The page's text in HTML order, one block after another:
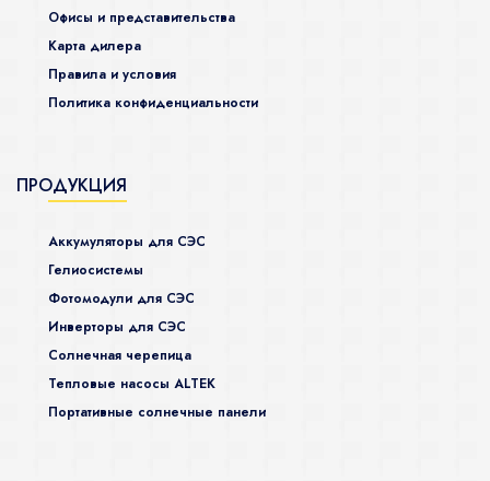
Офисы и представительства
Карта дилера
Правила и условия
Политика конфиденциальности
ПРОДУКЦИЯ
Аккумуляторы для СЭС
Гелиосистемы
Фотомодули для СЭС
Инверторы для СЭС
Солнечная черепица
Тепловые насосы ALTEK
Портативные солнечные панели